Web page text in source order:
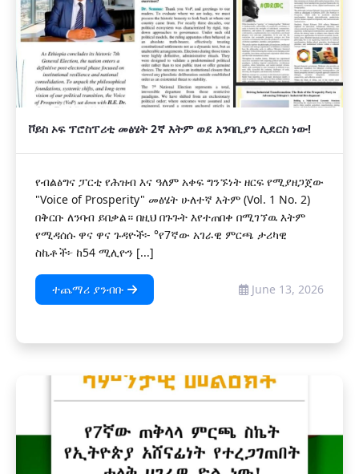
ቮይስ ኦፍ ፕሮስፐሪቲ መፅሄት 2ኛ እትም ወደ አንባቢያን ሊደርስ ነው!
የብልፅግና ፓርቲ የሕዝብ እና ዓለም አቀፍ ግንኙነት ዘርፍ የሚያዘጋጀው
"Voice of Prosperity" መፅሄት ሁለተኛ እትም (Vol. 1 No. 2)
በቅርቡ ለንባብ ይበቃል። በዚህ በጉጉት እየተጠበቀ በሚገኘዉ እትም
የሚዳሰሱ ዋና ዋና ጉዳዮች፡- °የ7ኛው አገራዊ ምርጫ ታሪካዊ
ስኬቶች፦ ከ54 ሚሊዮን [...]
ተጨማሪ ያንብቡ June 13, 2026